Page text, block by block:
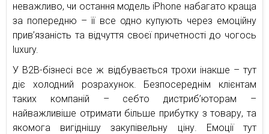
неважливо, чи остання модель iPhone набагато краща
за попередню – її все одно купують через емоційну
прив’язаність та відчуття своєї причетності до чогось
luxury.
У B2B-бізнесі все ж відбувається трохи інакше – тут
діє холодний розрахунок. Безпосереднім клієнтам
таких компаній – себто дистриб’юторам –
найважливіше отримати більше прибутку з товару, та
якомога вигіднішу закупівельну ціну. Емоції тут